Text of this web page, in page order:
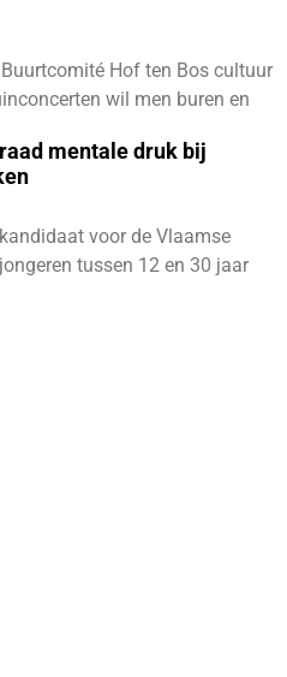
Hof ten Bos cultuur
wil men buren en
mentale druk bij
voor de Vlaamse
tussen 12 en 30 jaar